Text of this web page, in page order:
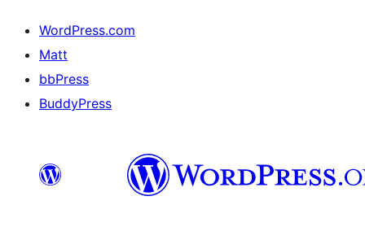
WordPress.com
Matt
bbPress
BuddyPress